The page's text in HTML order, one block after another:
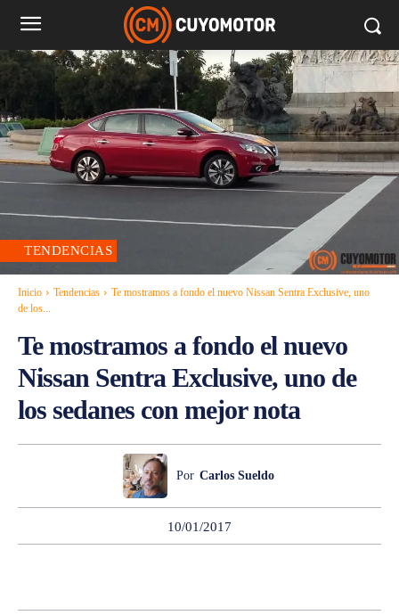
TENDENCIAS
Inicio Tendencias
Te mostramos a fondo el nuevo Nissan Sentra Exclusive, uno
de los...
Te mostramos a fondo el nuevo
Nissan Sentra Exclusive, uno de
los sedanes con mejor nota
Por Carlos Sueldo
10/01/2017